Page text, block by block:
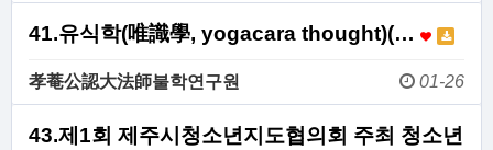
41.유식학(唯識學, yogacara thought)(…
孝菴公認大法師불학연구원 01-26
43.제1회 제주시청소년지도협의회 주최 청소년